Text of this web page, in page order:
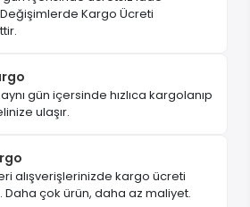
Kargo Ücreti
gün içersinde hızlıca kargolanıp
ulaşır.
alışverişlerinizde kargo ücreti
çok ürün, daha az maliyet.